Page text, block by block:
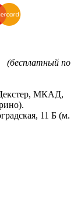
(бесплатный по
МКАД,
.
11 Б (м.